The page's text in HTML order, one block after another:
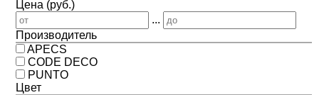
Цена (руб.)
...
Производитель
APECS
CODE DECO
PUNTO
Цвет